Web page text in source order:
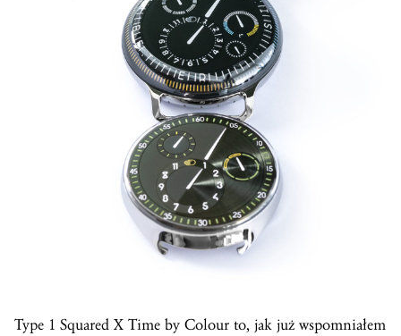
Type 1 Squared X Time by Colour to, jak już wspomniałem